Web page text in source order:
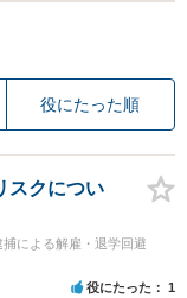
役にたった順
スクについ
捕による解雇・退学回避
役にたった 1